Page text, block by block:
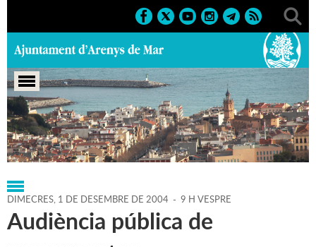
Portada > Regidories > Hisenda > Agenda > 01-12-2004
DIMECRES, 1 DE DESEMBRE DE 2004 - 9 H VESPRE
Audiència pública de